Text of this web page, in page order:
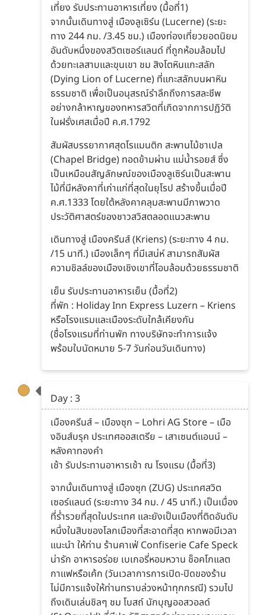
เที่ยง รับประทานอาหารเที่ยง (มื้อที่1)
จากนั้นเดินทางสู่ เมืองลูเซิร์น (Lucerne) (ระยะ
ทาง 244 กม. /3.45 ชม.) เมืองท่องเที่ยวยอดนิยม
อันดับหนึ่งของสวิตเซอร์แลนด์ ที่ถูกห้อมล้อมไป
ด้วยทะเลสาบและขุนเขา ชม สิงโตหินแกะสลัก
(Dying Lion of Lucerne) ที่แกะสลักบนผาหิน
ธรรมชาติ เพื่อเป็นอนุสรณ์รำลึกถึงการสละชีพ
อย่างกล้าหาญของทหารสวิตที่เกิดจากการปฏิวัติ
ในฝรั่งเศสเมื่อปี ค.ศ.1792
สัมผัสบรรยากาศสุดโรแมนติก สะพานไม้ชาเปล
(Chapel Bridge) ทอดข้ามผ่าน แม่น้ำรอยส์ ซึ่ง
เป็นเหมือนสัญลักษณ์ของเมืองลูเซิร์นเป็นสะพาน
ไม้ที่มีหลังคาที่เก่าแก่ที่สุดในยุโรป สร้างขึ้นเมื่อปี
ค.ศ.1333 โดยใต้หลังคาคลุมสะพานมีภาพวาด
ประวัติศาสตร์ของชาวสวิสตลอดแนวสะพาน
เดินทางสู่ เมืองครีนส์ (Kriens) (ระยะทาง 4 กม.
/15 นาที.) เมืองเล็กๆ ที่มีเสน่ห์ สามารถสัมผัส
ความชิลล์ของเมืองเชิงเขาที่โอบล้อมด้วยธรรมชาติ
เย็น รับประทานอาหารเย็น (มื้อที่2)
ที่พัก : Holiday Inn Express Luzern – Kriens
หรือโรงแรมและเมืองระดับใกล้เคียงกัน
(ชื่อโรงแรมที่ท่านพัก ทางบริษัทจะทำการแจ้ง
พร้อมใบนัดหมาย 5-7 วันก่อนวันเดินทาง)
Day : 3
เมืองครีนส์ – เมืองซุก – Lohri AG Store – เมือ
งอินส์บรุค ประเทศออสเตรีย – เสาเซนต์แอนน์ –
หลังคาทองคำ
เช้า รับประทานอาหารเช้า ณ โรงแรม (มื้อที่3)
จากนั้นเดินทางสู่ เมืองซุก (ZUG) ประเทศสวิต
เซอร์แลนด์ (ระยะทาง 34 กม. / 45 นาที.) เป็นเมื่อง
ที่ร่ำรวยที่สุดในประเทศ และยังเป็นเมืองที่ติดอันดับ
หนึ่งในสิบของโลกเมืองที่สะอาดที่สุด หากพอมีเวลา
แนะนำ ให้ท่าน ร้านคาเฟ่ Confiserie Cafe Speck
น่ารัก อาหารอร่อย เบเกอรี่หอมหวาน ช็อคโกแลต
กาแฟหรือเค้ก (วันเวลาการการเปิด-ปิดของร้าน
ไม่มีการแจ้งให้ท่านทราบล่วงหน้าทุกกรณี) รวมไป
ถึงเดินเล่นชิลๆ ชม โบสถ์ นักบุญออสวอลด์